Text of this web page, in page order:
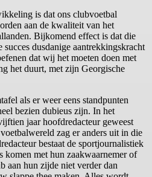
is dat ons clubvoetbal
aan de kwaliteit van het
Bijkomend effect is dat die
dusdanige aantrekkingskracht
dat wij het moeten doen met
het duurt, met zijn Georgische
als er weer eens standpunten
bezien dubieus zijn. In het
jaar hoofdredacteur geweest
zag er anders uit in die
bestaat de sportjournalistiek
komen met hun zaakwaarnemer of
aan hun zijde niet verder dan